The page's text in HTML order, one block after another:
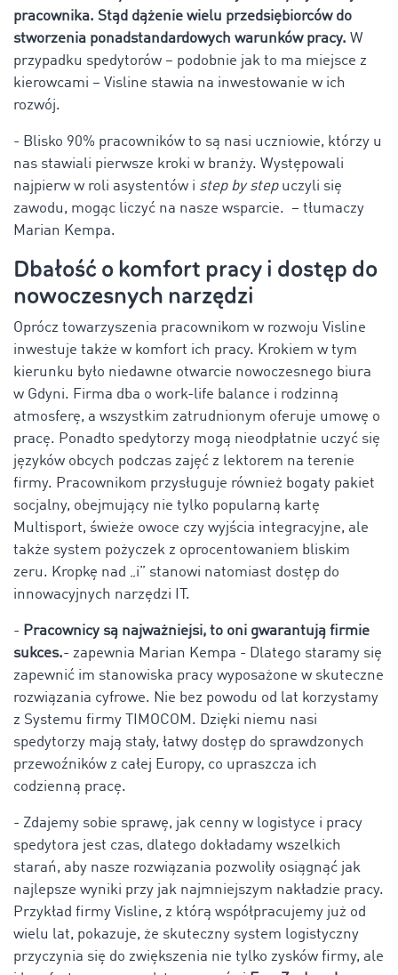
pracownika. Stąd dążenie wielu przedsiębiorców do
stworzenia ponadstandardowych warunków pracy. W
przypadku spedytorów – podobnie jak to ma miejsce z
kierowcami – Visline stawia na inwestowanie w ich
rozwój.
- Blisko 90% pracowników to są nasi uczniowie, którzy u
nas stawiali pierwsze kroki w branży. Występowali
najpierw w roli asystentów i step by stepuczyli się
zawodu, mogąc liczyć na nasze wsparcie. – tłumaczy
Marian Kempa.
Dbałość o komfort pracy i dostęp do
nowoczesnych narzędzi
Oprócz towarzyszenia pracownikom w rozwoju Visline
inwestuje także w komfort ich pracy. Krokiem w tym
kierunku było niedawne otwarcie nowoczesnego biura
w Gdyni. Firma dba o work-life balance i rodzinną
atmosferę, a wszystkim zatrudnionym oferuje umowę o
pracę. Ponadto spedytorzy mogą nieodpłatnie uczyć się
języków obcych podczas zajęć z lektorem na terenie
firmy. Pracownikom przysługuje również bogaty pakiet
socjalny, obejmujący nie tylko popularną kartę
Multisport, świeże owoce czy wyjścia integracyjne, ale
także system pożyczek z oprocentowaniem bliskim
zeru. Kropkę nad „i” stanowi natomiast dostęp do
innowacyjnych narzędzi IT.
- Pracownicy są najważniejsi, to oni gwarantują firmie
sukces.- zapewnia Marian Kempa - Dlatego staramy się
zapewnić im stanowiska pracy wyposażone w skuteczne
rozwiązania cyfrowe. Nie bez powodu od lat korzystamy
z Systemu firmy TIMOCOM. Dzięki niemu nasi
spedytorzy mają stały, łatwy dostęp do sprawdzonych
przewoźników z całej Europy, co upraszcza ich
codzienną pracę.
- Zdajemy sobie sprawę, jak cenny w logistyce i pracy
spedytora jest czas, dlatego dokładamy wszelkich
starań, aby nasze rozwiązania pozwoliły osiągnąć jak
najlepsze wyniki przy jak najmniejszym nakładzie pracy.
Przykład firmy Visline, z którą współpracujemy już od
wielu lat, pokazuje, że skuteczny system logistyczny
przyczynia się do zwiększenia nie tylko zysków firmy, ale